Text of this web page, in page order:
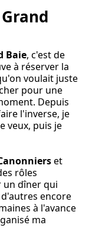
Baie, c'est de
à réserver la
voulait juste
pour une
Depuis
l'inverse, je
veux, puis je
et
rôles
un dîner qui
encore
à l'avance
ma